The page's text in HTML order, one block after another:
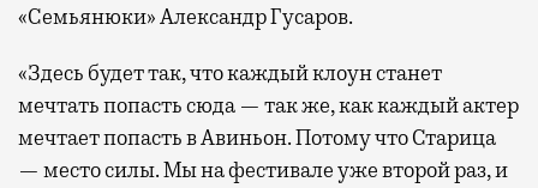
«Семьянюки» Александр Гусаров.
«Здесь будет так, что каждый клоун станет
мечтать попасть сюда — так же, как каждый актер
мечтает попасть в Авиньон. Потому что Старица
— место силы. Мы на фестивале уже второй раз, и